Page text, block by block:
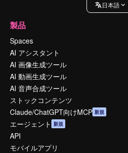
日本語
製品
Spaces
AI アシスタント
AI 画像生成ツール
AI 動画生成ツール
AI 音声合成ツール
ストックコンテンツ
Claude/ChatGPT向けMCP 新規
エージェント 新規
API
モバイルアプリ